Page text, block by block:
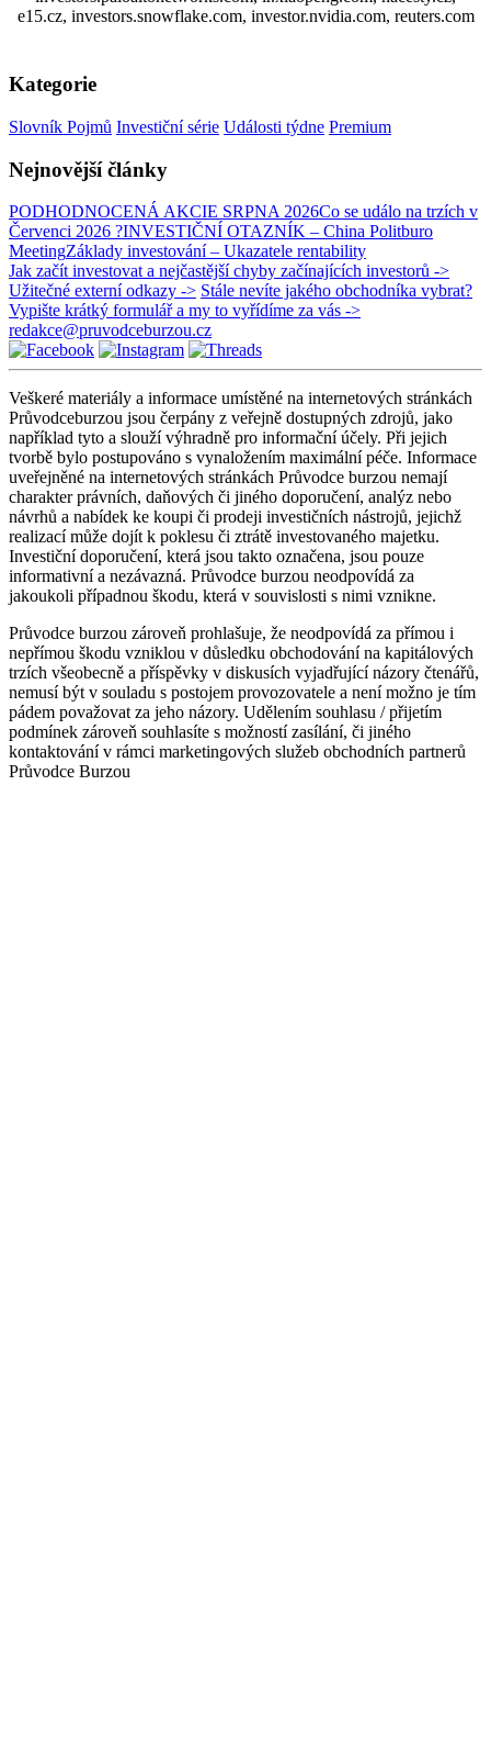
e15.cz, investors.snowflake.com, investor.nvidia.com, reuters.com
Kategorie
Slovník Pojmů Investiční série Události týdne Premium
Nejnovější články
PODHODNOCENÁ AKCIE SRPNA 2026Co se událo na trzích v
Červenci 2026 ?INVESTIČNÍ OTAZNÍK – China Politburo
MeetingZáklady investování – Ukazatele rentability
Jak začít investovat a nejčastější chyby začínajících investorů ->
Užitečné externí odkazy -> Stále nevíte jakého obchodníka vybrat?
Vypište krátký formulář a my to vyřídíme za vás ->
redakce@pruvodceburzou.cz
Veškeré materiály a informace umístěné na internetových stránkách
Průvodceburzou jsou čerpány z veřejně dostupných zdrojů, jako
například tyto a slouží výhradně pro informační účely. Při jejich
tvorbě bylo postupováno s vynaložením maximální péče. Informace
uveřejněné na internetových stránkách Průvodce burzou nemají
charakter právních, daňových či jiného doporučení, analýz nebo
návrhů a nabídek ke koupi či prodeji investičních nástrojů, jejichž
realizací může dojít k poklesu či ztrátě investovaného majetku.
Investiční doporučení, která jsou takto označena, jsou pouze
informativní a nezávazná. Průvodce burzou neodpovídá za
jakoukoli případnou škodu, která v souvislosti s nimi vznikne.
Průvodce burzou zároveň prohlašuje, že neodpovídá za přímou i
nepřímou škodu vzniklou v důsledku obchodování na kapitálových
trzích všeobecně a příspěvky v diskusích vyjadřující názory čtenářů,
nemusí být v souladu s postojem provozovatele a není možno je tím
pádem považovat za jeho názory. Udělením souhlasu / přijetím
podmínek zároveň souhlasíte s možností zasílání, či jiného
kontaktování v rámci marketingových služeb obchodních partnerů
Průvodce Burzou